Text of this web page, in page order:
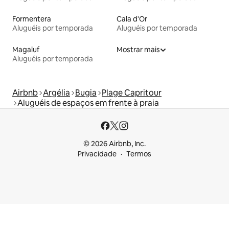
Formentera
Aluguéis por temporada
Cala d'Or
Aluguéis por temporada
Magaluf
Aluguéis por temporada
Mostrar mais
Airbnb Argélia Bugia Plage Capritour
Aluguéis de espaços em frente à praia
© 2026 Airbnb, Inc.
Privacidade
Termos